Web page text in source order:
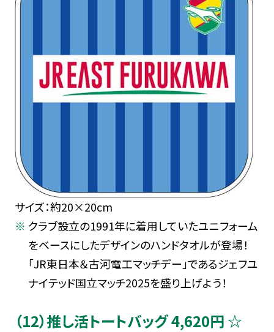
サイズ：約20×20cm
クラブ設立の1991年に着用していたユニフォーム
をベースにしたデザインのハンドタオルが登場！
「JR東日本＆古河電工マッチデー」であるジェフユ
ナイテッド国立マッチ2025を盛り上げよう！
（12）推し活トートバッグ 4,620円 ☆